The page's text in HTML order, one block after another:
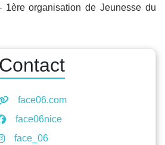
1ère organisation de Jeunesse du
Contact
face06.com
face06nice
face_06